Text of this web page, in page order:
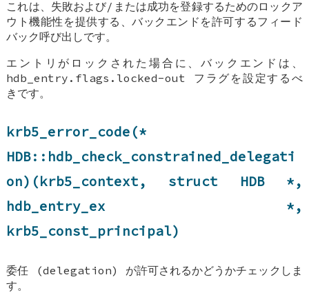
これは、失敗および/または成功を登録するためのロックア
ウト機能性を提供する、バックエンドを許可するフィード
バック呼び出しです。
エントリがロックされた場合に、バックエンドは、
hdb_entry.flags.locked-out フラグを設定するべ
きです。
krb5_error_code(*
HDB::hdb_check_constrained_delegati
on)(krb5_context, struct HDB*,
hdb_entry_ex *,
krb5_const_principal)
委任 (delegation) が許可されるかどうかチェックしま
す。